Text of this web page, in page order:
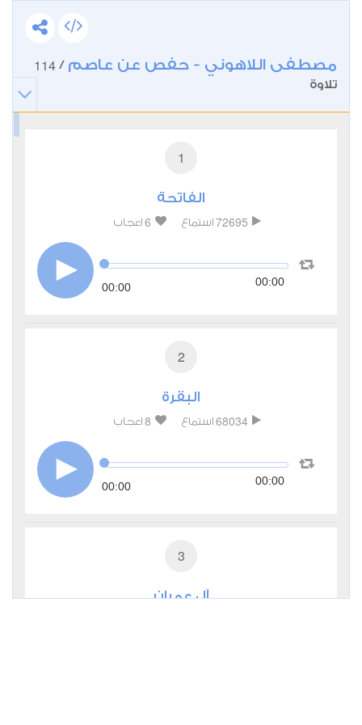
مصطفى اللاهوني - حفص عن عاصم /
114
تلاوة
1
الفاتحة
72695 استماع 6 اعجاب
00:00 00:00
2
البقرة
68034 استماع 8 اعجاب
00:00 00:00
3
آل عمران